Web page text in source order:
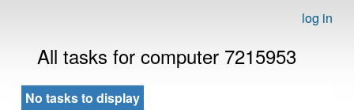
log in
All tasks for computer 7215953
No tasks to display